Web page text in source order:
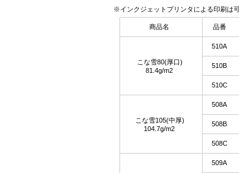
※インクジェットプリンタによる印刷は
商品名 品番
こな雪80(厚口)
81.4g/m2
510A
510B
510C
こな雪105(中厚)
104.7g/m2
508A
508B
508C
509A